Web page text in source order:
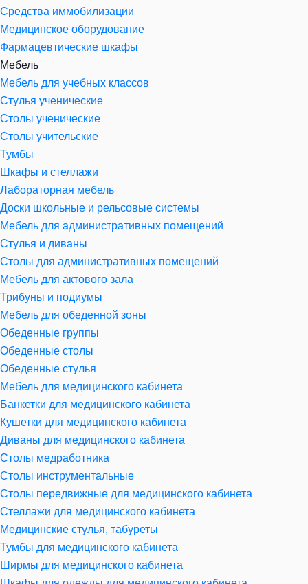
Средства иммобилизации
Медицинское оборудование
Фармацевтические шкафы
Мебель
Мебель для учебных классов
Стулья ученические
Столы ученические
Столы учительские
Тумбы
Шкафы и стеллажи
Лабораторная мебель
Доски школьные и рельсовые системы
Мебель для административных помещений
Стулья и диваны
Столы для административных помещений
Мебель для актового зала
Трибуны и подиумы
Мебель для обеденной зоны
Обеденные группы
Обеденные столы
Обеденные стулья
Мебель для медицинского кабинета
Банкетки для медицинского кабинета
Кушетки для медицинского кабинета
Диваны для медицинского кабинета
Столы медработника
Столы инструментальные
Столы передвижные для медицинского кабинета
Стеллажи для медицинского кабинета
Медицинские стулья, табуреты
Тумбы для медицинского кабинета
Ширмы для медицинского кабинета